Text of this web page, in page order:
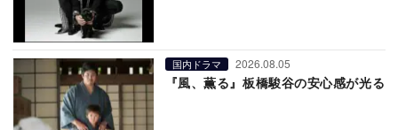
国内ドラマ 2026.08.05
『風、薫る』板橋駿谷の安心感が光る